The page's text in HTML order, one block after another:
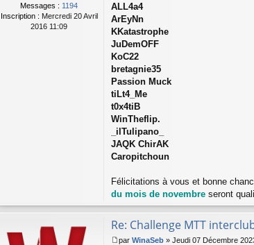
Messages : 1194
Inscription : Mercredi 20 Avril
2016 11:09
ALL4a4
ArEyNn
KKatastrophe
JuDemOFF
KoC22
bretagnie35
Passion Muck
tiLt4_Me
t0x4tiB
WinTheflip.
_ilTulipano_
JAQK ChirAK
Caropitchoun
Félicitations à vous et bonne
du mois de novembre seront
Re: Challenge MTT
par WinaSeb » Jeudi 07 Décembre